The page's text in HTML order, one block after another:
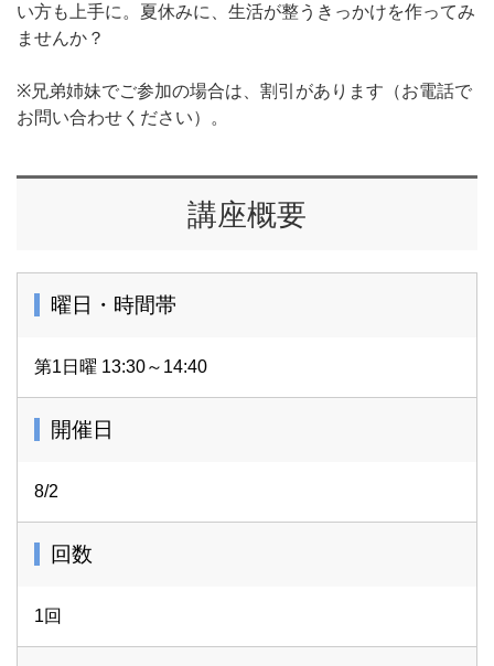
い方も上手に。夏休みに、生活が整うきっかけを作ってみ
ませんか？
※兄弟姉妹でご参加の場合は、割引があります（お電話で
お問い合わせください）。
講座概要
曜日・時間帯
第1日曜 13:30～14:40
開催日
8/2
回数
1回